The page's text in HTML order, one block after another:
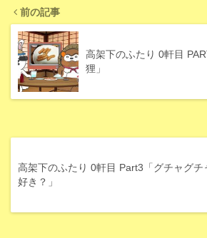
前の記事
高架下のふたり 0軒目
狸」
高架下のふたり 0軒目 Part3「グチャグチ
好き？」